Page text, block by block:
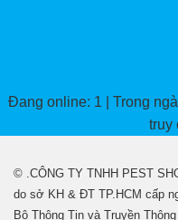
Đang online: 1 | Trong
truy
© .CÔNG TY TNHH PEST
do sở KH & ĐT TP.HCM cấp
Bộ Thông Tin và Truyền